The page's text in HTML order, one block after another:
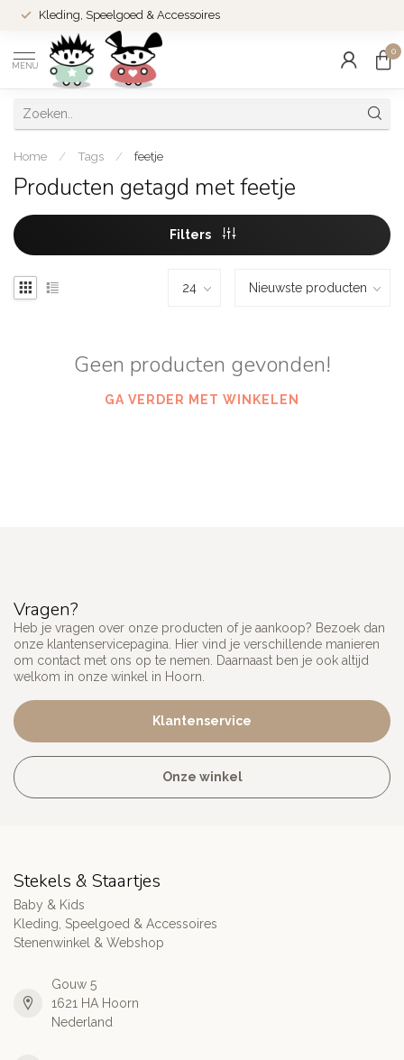
Kleding, Speelgoed & Accessoires
MENU
0
Home / Tags / feetje
Producten getagd met feetje
Filters
Geen producten gevonden!
GA VERDER MET WINKELEN
Vragen?
Heb je vragen over onze producten of je aankoop? Bezoek dan
onze klantenservicepagina. Hier vind je verschillende manieren
om contact met ons op te nemen. Daarnaast ben je ook altijd
welkom in onze winkel in Hoorn.
Klantenservice
Onze winkel
Stekels & Staartjes
Baby & Kids
Kleding, Speelgoed & Accessoires
Stenenwinkel & Webshop
Gouw 5
1621 HA Hoorn
Nederland